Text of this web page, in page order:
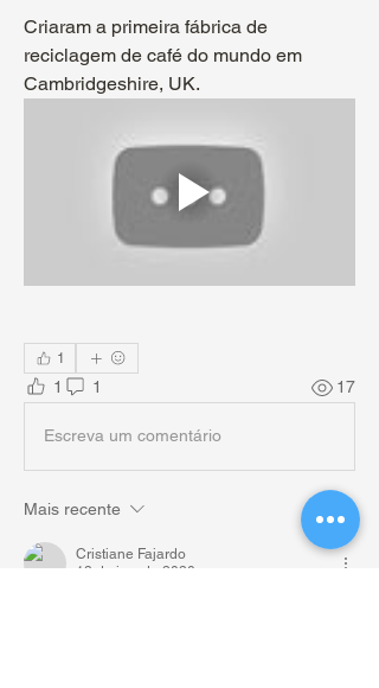
Criaram a primeira fábrica de
reciclagem de café do mundo em
Cambridgeshire, UK.
1
1 1 17
Escreva um comentário
Mais recente
Cristiane Fajardo
13 de jun. de 2020